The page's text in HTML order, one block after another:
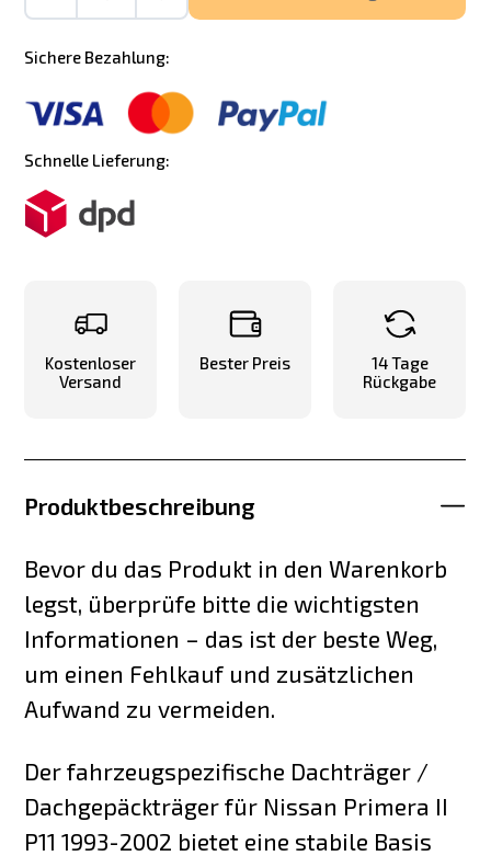
Sichere Bezahlung:
Schnelle Lieferung:
Kostenloser
Versand
Bester Preis
14 Tage
Rückgabe
Produktbeschreibung
Bevor du das Produkt in den Warenkorb
legst, überprüfe bitte die wichtigsten
Informationen – das ist der beste Weg,
um einen Fehlkauf und zusätzlichen
Aufwand zu vermeiden.
Der fahrzeugspezifische Dachträger /
Dachgepäckträger für Nissan Primera II
P11 1993-2002 bietet eine stabile Basis